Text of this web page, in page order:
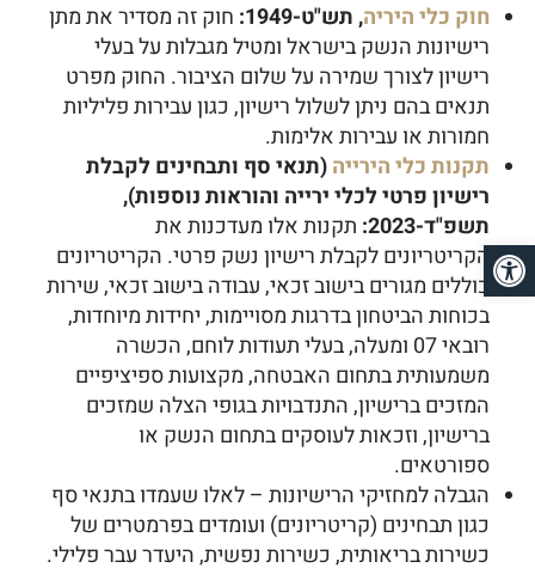
חוק כלי היריה, תש"ט-1949:
חוק זה מסדיר את מתן
רישיונות הנשק בישראל ומטיל מגבלות על בעלי
רישיון לצורך שמירה על שלום הציבור. החוק מפרט
תנאים בהם ניתן לשלול רישיון, כגון עבירות פליליות
חמורות או עבירות אלימות.
תקנות כלי הירייה(תנאי סף ותבחינים לקבלת
רישיון פרטי לכלי ירייה והוראות נוספות),
תשפ"ד-2023:
תקנות אלו מעדכנות את
הקריטריונים לקבלת רישיון נשק פרטי. הקריטריונים
כוללים מגורים בישוב זכאי, עבודה בישוב זכאי, שירות
בכוחות הביטחון בדרגות מסויימות, יחידות מיוחדות,
רובאי 07 ומעלה, בעלי תעודות לוחם, הכשרה
משמעותית בתחום האבטחה, מקצועות ספיציפיים
המזכים ברישיון, התנדבויות בגופי הצלה שמזכים
ברישיון, וזכאות לעוסקים בתחום הנשק או
ספורטאים.
הגבלה למחזיקי הרישיונות – לאלו שעמדו בתנאי סף
כגון תבחינים (קריטריונים) ועומדים בפרמטרים של
כשירות בריאותית, כשירות נפשית, היעדר עבר פלילי.
פתח סרגל נגישות